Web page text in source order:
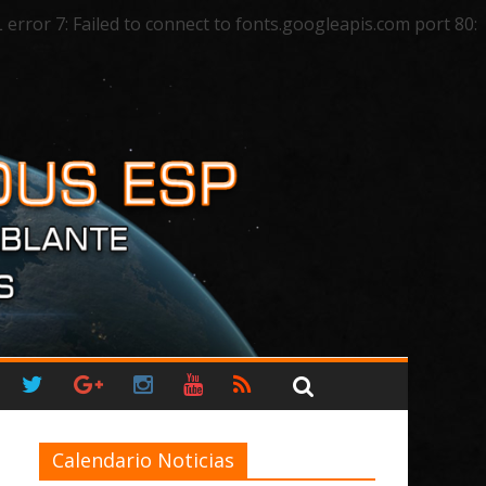
7: Failed to connect to fonts.googleapis.com port 80:
Calendario Noticias